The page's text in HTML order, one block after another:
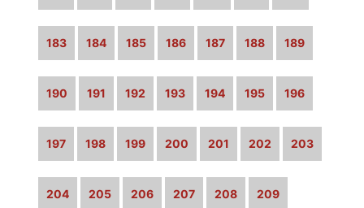
183 184 185 186 187 188 189
190 191 192 193 194 195 196
197 198 199 200 201 202 203
204 205 206 207 208 209